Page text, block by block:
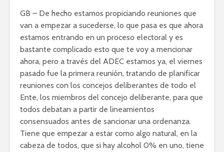
GB – De hecho estamos propiciando reuniones que
van a empezar a sucederse, lo que pasa es que ahora
estamos entrando en un proceso electoral y es
bastante complicado esto que te voy a mencionar
ahora, pero a través del ADEC estamos ya, el viernes
pasado fue la primera reunión, tratando de planificar
reuniones con los concejos deliberantes de todo el
Ente, los miembros del concejo deliberante, para que
todos debatan a partir de lineamientos
consensuados antes de sancionar una ordenanza.
Tiene que empezar a estar como algo natural, en la
cabeza de todos, que si hay alcohol 0% en uno, tiene